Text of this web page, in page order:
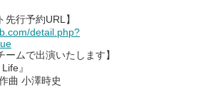
先行予約URL】
detail.php?
ムで出演いたします】
』
小澤時史